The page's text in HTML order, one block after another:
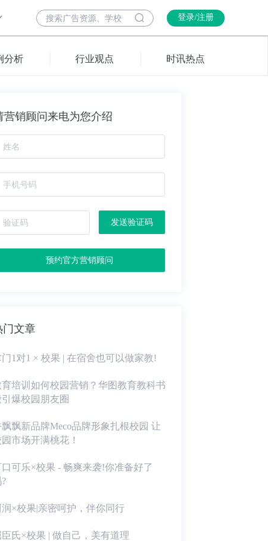
登录/注册
分析 行业观点 时讯热点
营销顾问来电为您介绍
发送验证码
预约官方营销顾问
门文章
1对1 × 校果 | 在宿舍也可以做家教!
育培训如何校园营销？华图教育教科书
爆校园朋友圈
飘新品牌Meco品牌形象扎根校园 让
市场开满桃花！
口可乐×校果 - 畅爽来袭!你准备好了
润×校果|亲密呵护，伴你同行
臣氏×校果 | 做自己，美有道理